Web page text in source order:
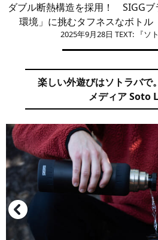
ダブル断熱構造を採用！ SIGGブ
環境」に挑むタフネスなボトル
2025年9月28日 TEXT: 『ソ
楽しい外遊びはソトラバで
メディア Soto